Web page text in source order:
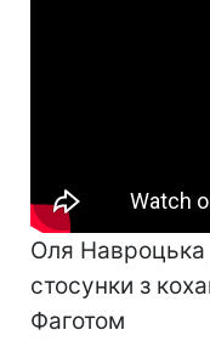
Оля Навроцька
стосунки з
Фаготом